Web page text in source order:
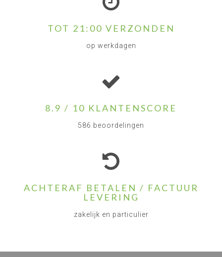
TOT 21:00 VERZONDEN
op werkdagen
8.9 / 10 KLANTENSCORE
586 beoordelingen
ACHTERAF BETALEN / FACTUUR
LEVERING
zakelijk en particulier